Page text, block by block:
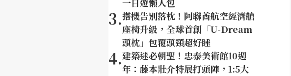
3.搭機告別落枕！阿聯酋航空經濟艙
座椅升級，全球首創「U-Dream
頭枕」包覆頭頸超好睡
4.建築迷必朝聖！忠泰美術館10週
年：藤本壯介特展打頭陣，1:5大